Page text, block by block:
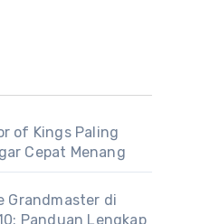
of Kings Paling
Cepat Menang
Grandmaster di
Panduan Lengkap